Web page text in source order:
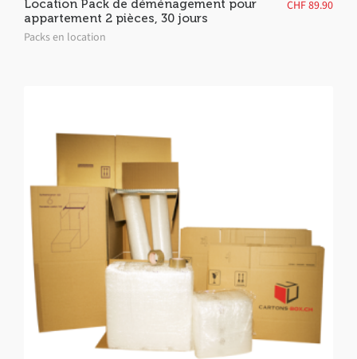
Location Pack de déménagement pour
appartement 2 pièces, 30 jours
Packs en location
CHF89.90